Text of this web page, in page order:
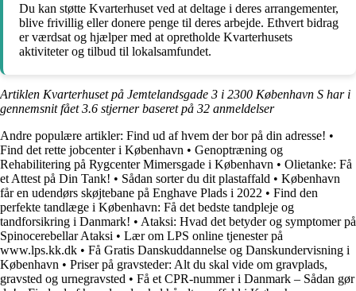
Du kan støtte Kvarterhuset ved at deltage i deres arrangementer,
blive frivillig eller donere penge til deres arbejde. Ethvert bidrag
er værdsat og hjælper med at opretholde Kvarterhusets
aktiviteter og tilbud til lokalsamfundet.
Artiklen Kvarterhuset på Jemtelandsgade 3 i 2300 København S har i
gennemsnit fået3.6 stjerner baseret på 32 anmeldelser
Andre populære artikler: Find ud af hvem der bor på din adresse! •
Find det rette jobcenter i København • Genoptræning og
Rehabilitering på Rygcenter Mimersgade i København • Olietanke: Få
et Attest på Din Tank! • Sådan sorter du dit plastaffald • København
får en udendørs skøjtebane på Enghave Plads i 2022 • Find den
perfekte tandlæge i København: Få det bedste tandpleje og
tandforsikring i Danmark! • Ataksi: Hvad det betyder og symptomer på
Spinocerebellar Ataksi • Lær om LPS online tjenester på
www.lps.kk.dk • Få Gratis Danskuddannelse og Danskundervisning i
København • Priser på gravsteder: Alt du skal vide om gravplads,
gravsted og urnegravsted • Få et CPR-nummer i Danmark – Sådan gør